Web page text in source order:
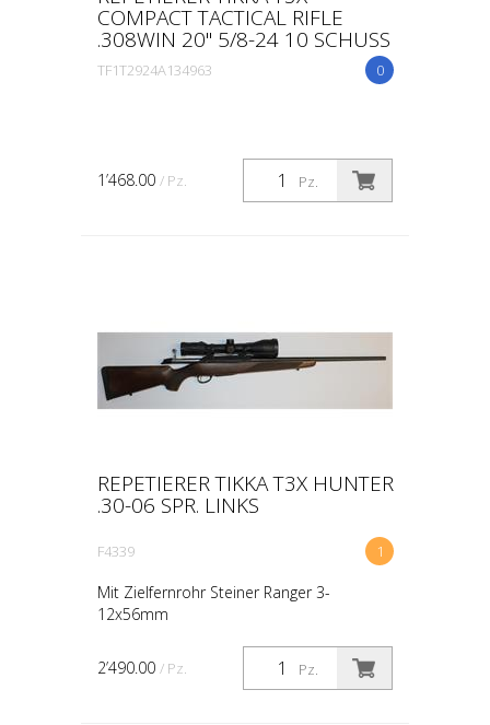
COMPACT TACTICAL RIFLE
.308WIN 20" 5/8-24 10 SCHUSS
0
TF1T2924A134963
Pz.
1’468.00 / Pz.
REPETIERER TIKKA T3X HUNTER
.30-06 SPR. LINKS
1
F4339
Mit Zielfernrohr Steiner Ranger 3-
12x56mm
Pz.
2’490.00 / Pz.